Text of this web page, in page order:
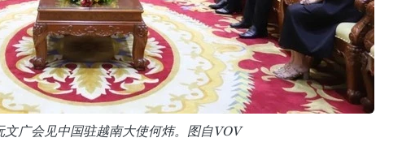
文广会见中国驻越南大使何炜。图自VOV